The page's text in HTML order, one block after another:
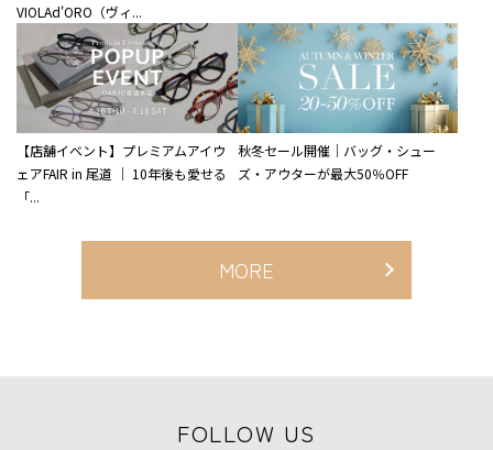
VIOLAd'ORO（ヴィ...
【店舗イベント】プレミアムアイウ
ェアFAIR in 尾道 ｜ 10年後も愛せる
「...
秋冬セール開催｜バッグ・シュー
ズ・アウターが最大50％OFF
MORE
FOLLOW US